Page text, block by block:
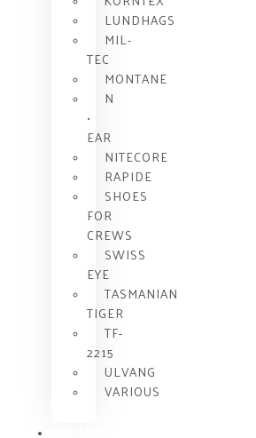
LUNDHAGS
MIL-
TEC
MONTANE
N
•
EAR
NITECORE
RAPIDE
SHOES
FOR
CREWS
SWISS
EYE
TASMANIAN
TIGER
TF-
2215
ULVANG
VARIOUS